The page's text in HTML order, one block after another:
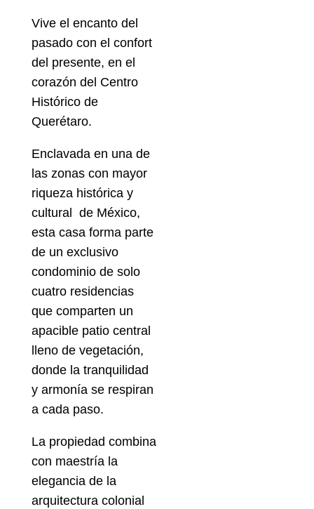
Vive el encanto del
pasado con el confort
del presente, en el
corazón del Centro
Histórico de
Querétaro.
Enclavada en una de
las zonas con mayor
riqueza histórica y
cultural de México,
esta casa forma parte
de un exclusivo
condominio de solo
cuatro residencias
que comparten un
apacible patio central
lleno de vegetación,
donde la tranquilidad
y armonía se respiran
a cada paso.
La propiedad combina
con maestría la
elegancia de la
arquitectura colonial